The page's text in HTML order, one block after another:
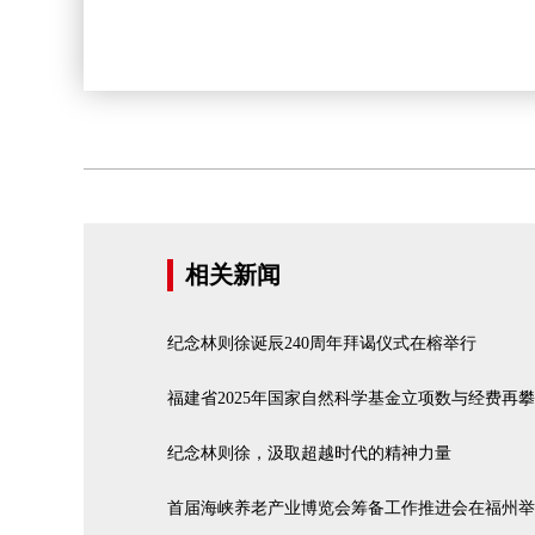
相关新闻
纪念林则徐诞辰240周年拜谒仪式在榕举行
福建省2025年国家自然科学基金立项数与经费再
纪念林则徐，汲取超越时代的精神力量
首届海峡养老产业博览会筹备工作推进会在福州